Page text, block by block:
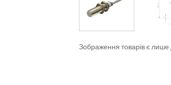
Зображення товарів є